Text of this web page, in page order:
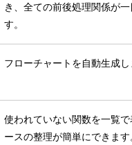
き、全ての前後処理関係が一
す。
フローチャートを自動生成し
使われていない関数を一覧で
ースの整理が簡単にできます